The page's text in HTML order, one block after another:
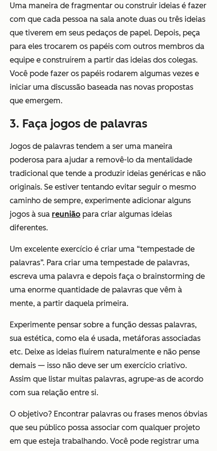
Uma maneira de fragmentar ou construir ideias é fazer
com que cada pessoa na sala anote duas ou três ideias
que tiverem em seus pedaços de papel. Depois, peça
para eles trocarem os papéis com outros membros da
equipe e construírem a partir das ideias dos colegas.
Você pode fazer os papéis rodarem algumas vezes e
iniciar uma discussão baseada nas novas propostas
que emergem.
3. Faça jogos de palavras
Jogos de palavras tendem a ser uma maneira
poderosa para ajudar a removê-lo da mentalidade
tradicional que tende a produzir ideias genéricas e não
originais. Se estiver tentando evitar seguir o mesmo
caminho de sempre, experimente adicionar alguns
jogos à sua reunião para criar algumas ideias
diferentes.
Um excelente exercício é criar uma “tempestade de
palavras”. Para criar uma tempestade de palavras,
escreva uma palavra e depois faça o brainstorming de
uma enorme quantidade de palavras que vêm à
mente, a partir daquela primeira.
Experimente pensar sobre a função dessas palavras,
sua estética, como ela é usada, metáforas associadas
etc. Deixe as ideias fluírem naturalmente e não pense
demais — isso não deve ser um exercício criativo.
Assim que listar muitas palavras, agrupe-as de acordo
com sua relação entre si.
O objetivo? Encontrar palavras ou frases menos óbvias
que seu público possa associar com qualquer projeto
em que esteja trabalhando. Você pode registrar uma